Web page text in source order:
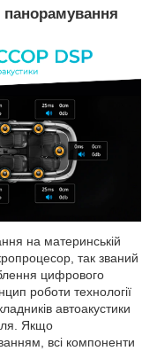
панорамування
на материнській
так званий
цифрового
роботи технології
автоакустики
Якщо
всі компоненти